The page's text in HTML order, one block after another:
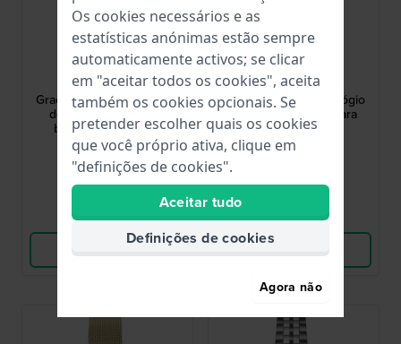
Cluse
CW11901
Gracieuse 28 mm Relógio
de quartzo quadrado
bicolor para mulher
119,95 €
● Em stock
Comparar
Cluse
CW11902
Gracieuse 28 mm Relógio
quartzo quadrado para
mulher
119,95 €
Comparar
Os cookies necessários e as
estatísticas anónimas estão sempre
automaticamente activos; se clicar
em "aceitar todos os cookies", aceita
também os cookies opcionais. Se
pretender escolher quais os cookies
que você próprio ativa, clique em
"definições de cookies".
Aceitar tudo
Definições de cookies
Agora não